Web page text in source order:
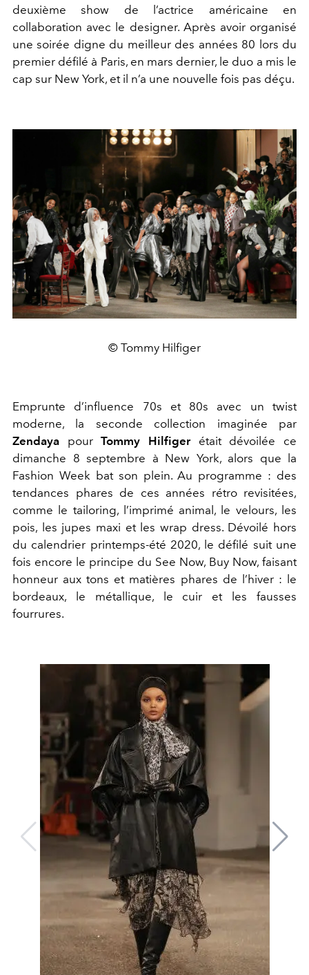
deuxième show de l’actrice américaine en
collaboration avec le designer. Après avoir organisé
une soirée digne du meilleur des années 80 lors du
premier défilé à Paris, en mars dernier, le duo a mis le
cap sur New York, et il n’a une nouvelle fois pas déçu.
© Tommy Hilfiger
Emprunte d’influence 70s et 80s avec un twist
moderne, la seconde collection imaginée par
Zendaya pourTommy Hilfigerétait dévoilée ce
dimanche 8 septembre à New York, alors que la
Fashion Week bat son plein. Au programme : des
tendances phares de ces années rétro revisitées,
comme le tailoring, l’imprimé animal, le velours, les
pois, les jupes maxi et les wrap dress. Dévoilé hors
du calendrier printemps-été 2020, le défilé suit une
fois encore le principe du See Now, Buy Now, faisant
honneur aux tons et matières phares de l’hiver : le
bordeaux, le métallique, le cuir et les fausses
fourrures.